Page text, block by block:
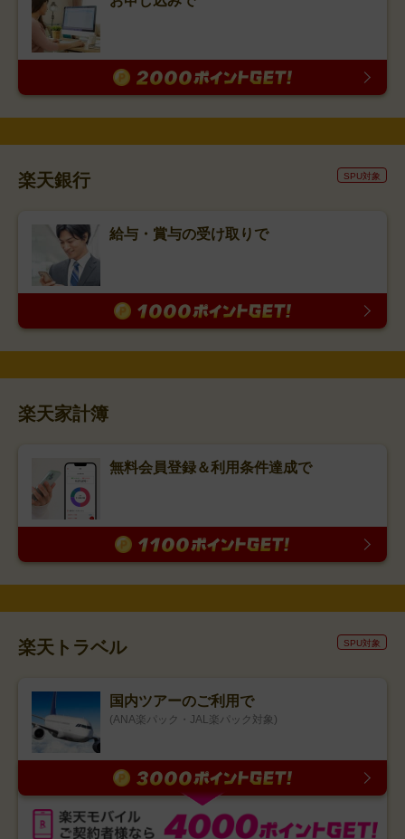
楽天銀行 SPU対象
給与・賞与の受け取りで
楽天家計簿
無料会員登録＆利用条件達成で
楽天トラベル SPU対象
国内ツアーのご利用で
(ANA楽パック・JAL楽パック対象)